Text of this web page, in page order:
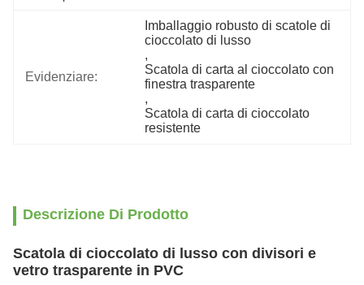
Evidenziare:
Imballaggio robusto di scatole di
cioccolato di lusso
,
Scatola di carta al cioccolato con
finestra trasparente
,
Scatola di carta di cioccolato
resistente
Descrizione Di Prodotto
Scatola di cioccolato di lusso con divisori e
vetro trasparente in PVC